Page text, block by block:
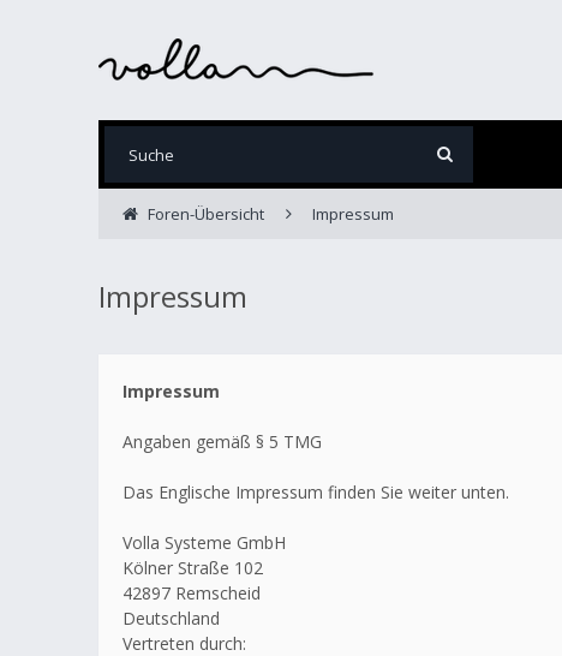
Foren-Übersicht Impressum
Impressum
Impressum
Angaben gemäß § 5 TMG
Das Englische Impressum finden Sie weiter unten.
Volla Systeme GmbH
Kölner Straße 102
42897 Remscheid
Deutschland
Vertreten durch: